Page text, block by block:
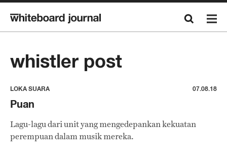
whistler post
LOKA SUARA 07.08.18
Puan
Lagu-lagu dari unit yang mengedepankan kekuatan
perempuan dalam musik mereka.